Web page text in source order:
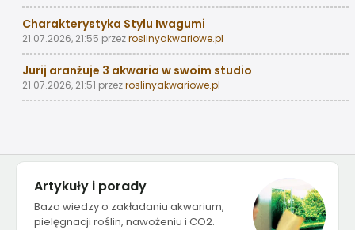
Charakterystyka Stylu Iwagumi
21.07.2026, 21:55 przezroslinyakwariowe.pl
Jurij aranżuje 3 akwaria w swoim studio
21.07.2026, 21:51 przezroslinyakwariowe.pl
Artykuły i porady
Baza wiedzy o zakładaniu akwarium,
pielęgnacji roślin, nawożeniu i CO2.